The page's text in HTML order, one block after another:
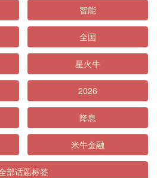
智能
全国
星火牛
2026
降息
米牛金融
部话题标签